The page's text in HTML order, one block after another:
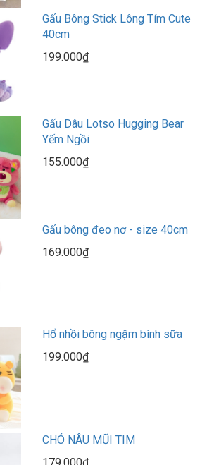
Gấu Bông Stick Lông Tím Cute
40cm
199.000₫
Gấu Dâu Lotso Hugging Bear
Yếm Ngồi
155.000₫
Gấu bông đeo nơ - size 40cm
169.000₫
Hổ nhồi bông ngậm bình sữa
199.000₫
CHÓ NÂU MŨI TIM
179.000₫